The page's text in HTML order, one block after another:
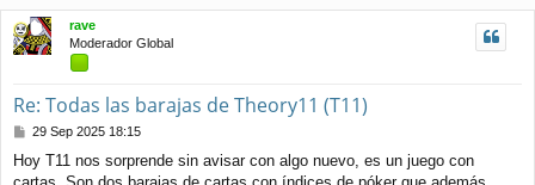
i
rave
Moderador Global
Re: Todas las barajas de Theory11 (T11)
M
n
29 Sep 2025 18:15
Hoy T11 nos sorprende sin avisar con algo nuevo, es un juego con